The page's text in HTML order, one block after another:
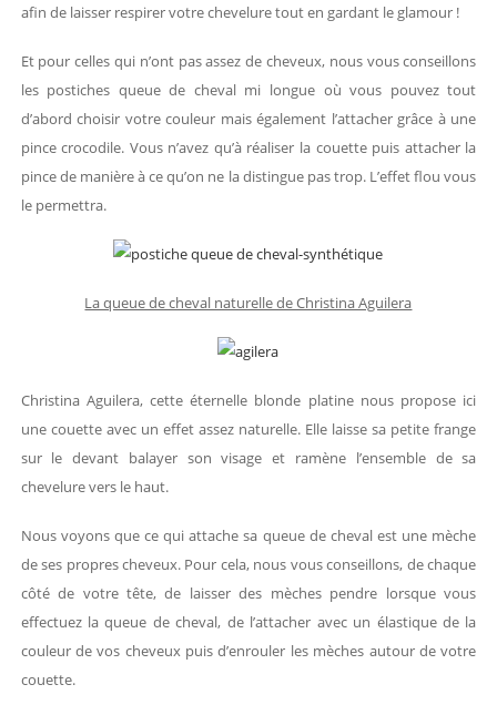
afin de laisser respirer votre chevelure tout en gardant le glamour !
Et pour celles qui n’ont pas assez de cheveux, nous vous conseillons
les postiches queue de cheval mi longue où vous pouvez tout
d’abord choisir votre couleur mais également l’attacher grâce à une
pince crocodile. Vous n’avez qu’à réaliser la couette puis attacher la
pince de manière à ce qu’on ne la distingue pas trop. L’effet flou vous
le permettra.
La queue de cheval naturelle de Christina Aguilera
Christina Aguilera, cette éternelle blonde platine nous propose ici
une couette avec un effet assez naturelle. Elle laisse sa petite frange
sur le devant balayer son visage et ramène l’ensemble de sa
chevelure vers le haut.
Nous voyons que ce qui attache sa queue de cheval est une mèche
de ses propres cheveux. Pour cela, nous vous conseillons, de chaque
côté de votre tête, de laisser des mèches pendre lorsque vous
effectuez la queue de cheval, de l’attacher avec un élastique de la
couleur de vos cheveux puis d’enrouler les mèches autour de votre
couette.